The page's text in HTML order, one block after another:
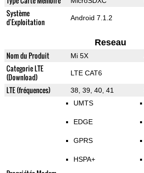
Système
d'Exploitation
Android 7.1.2
Reseau
Nom du Produit Mi 5X
Categorie LTE
(Download)
LTE CAT6
LTE (fréquences) 38, 39, 40, 41
UMTS
EDGE
GPRS
HSPA+